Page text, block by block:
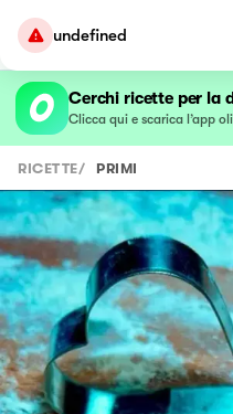
undefined
Cerchi ricette per la
Clicca qui e scarica l’app
RICETTE/ PRIMI